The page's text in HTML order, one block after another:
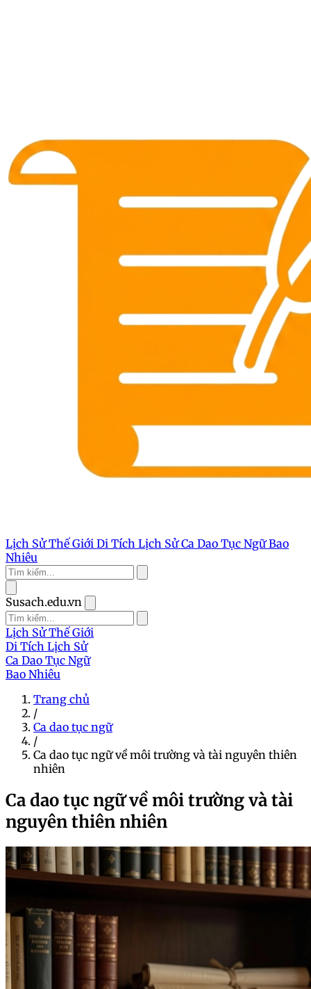
Lịch Sử Thế Giới Di Tích Lịch SửCa Dao Tục NgữBao
Nhiêu
Susach.edu.vn
Lịch Sử Thế Giới
Di Tích Lịch Sử
Ca Dao Tục Ngữ
Bao Nhiêu
Trang chủ
/
Ca dao tục ngữ
/
Ca dao tục ngữ về môi trường và tài nguyên thiên
nhiên
Ca dao tục ngữ về môi trường và tài
nguyên thiên nhiên